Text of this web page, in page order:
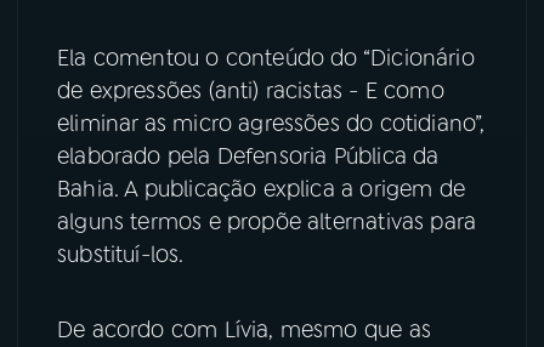
TikTok
Ela comentou o conteúdo do “Dicionário
de expressões (anti) racistas - E como
eliminar as micro agressões do cotidiano”,
elaborado pela Defensoria Pública da
Bahia. A publicação explica a origem de
alguns termos e propõe alternativas para
substituí-los.
De acordo com Lívia, mesmo que as